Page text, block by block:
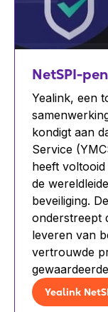
NetSPI-
Yealink, een
kondigt aan
Service
heeft
de
beveiliging.
onderstreept
leveren van
vertrouwde
Yealink